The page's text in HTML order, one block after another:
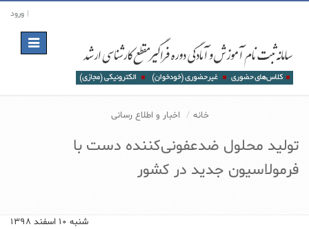
ورود
Toggle
navigation
خانه اخبار و اطلاع رسانی
تولید محلول ضدعفونی‌کننده دست با
فرمولاسیون جدید در کشور
شنبه ۱۰ اسفند ۱۳۹۸